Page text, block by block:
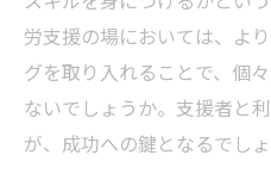
労支援の場においては、よ
グを取り入れることで、個
ないでしょうか。支援者と
が、成功への鍵となるでしょ